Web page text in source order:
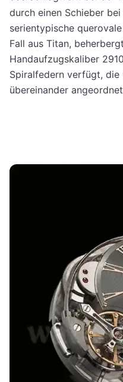
durch einen Schieber
serientypische
Fall aus Titan,
Handaufzugskaliber
Spiralfedern verfügt, die
übereinander